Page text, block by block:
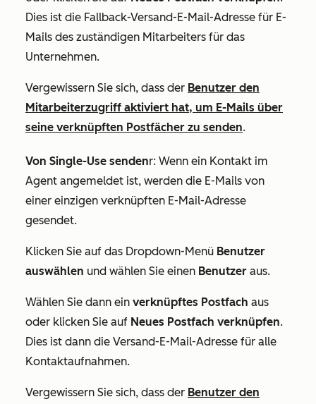
Dies ist die Fallback-Versand-E-Mail-Adresse für E-
Mails des zuständigen Mitarbeiters für das
Unternehmen.
Vergewissern Sie sich, dass der Benutzer den
Mitarbeiterzugriff aktiviert hat, um E-Mails über
seine verknüpften Postfächer zu senden.
Von Single-Use sendenr: Wenn ein Kontakt im
Agent angemeldet ist, werden die E-Mails von
einer einzigen verknüpften E-Mail-Adresse
gesendet.
Klicken Sie auf das Dropdown-Menü Benutzer
auswählen und wählen Sie einen Benutzer aus.
Wählen Sie dann ein verknüpftes Postfach aus
oder klicken Sie auf Neues Postfach verknüpfen.
Dies ist dann die Versand-E-Mail-Adresse für alle
Kontaktaufnahmen.
Vergewissern Sie sich, dass der Benutzer den